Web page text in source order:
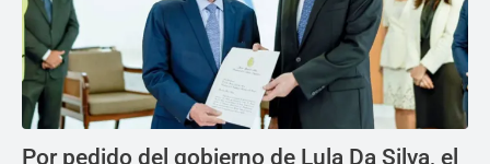
Por pedido del gobierno de Lula Da Silva, el